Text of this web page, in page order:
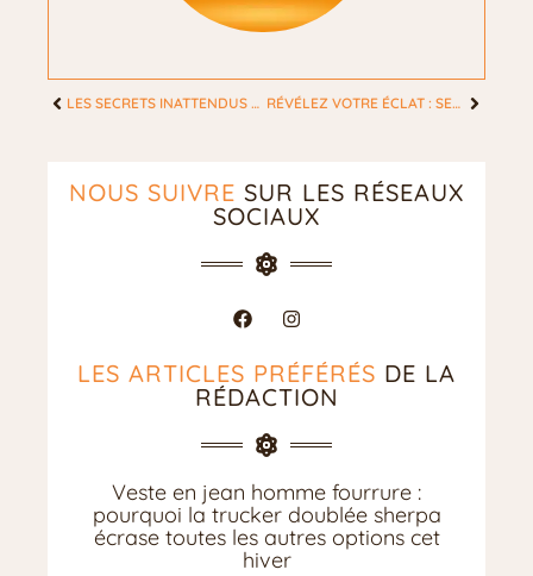
LES SECRETS INATTENDUS POUR UNE PEAU DOUCE QUE TOUTES LES FEMMES DEVRAIENT CONNAÎTRE RÉVÉLEZ VOTRE ÉCLAT : SECRETS DE SOINS VISAGE MAISON À DÉCOUVRIR ABSOLUMENT
NOUS SUIVRE SUR LES RÉSEAUX
SOCIAUX
LES ARTICLES PRÉFÉRÉS DE LA
RÉDACTION
Veste en jean homme fourrure :
pourquoi la trucker doublée sherpa
écrase toutes les autres options cet
hiver